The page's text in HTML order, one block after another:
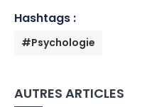
Hashtags :
#Psychologie
AUTRES ARTICLES